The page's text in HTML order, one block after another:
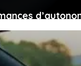
du tesla model
regard sur la